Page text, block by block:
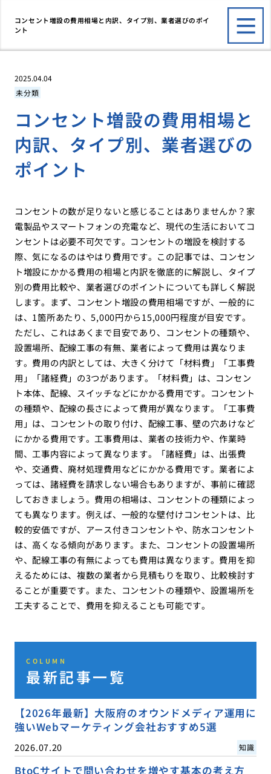
コンセント増設の費用相場と内訳、タイプ別、業者選びのポイ
ント
2025.04.04
未分類
コンセント増設の費用相場と
内訳、タイプ別、業者選びの
ポイント
コンセントの数が足りないと感じることはありませんか？家
電製品やスマートフォンの充電など、現代の生活においてコ
ンセントは必要不可欠です。コンセントの増設を検討する
際、気になるのはやはり費用です。この記事では、コンセン
ト増設にかかる費用の相場と内訳を徹底的に解説し、タイプ
別の費用比較や、業者選びのポイントについても詳しく解説
します。まず、コンセント増設の費用相場ですが、一般的に
は、1箇所あたり、5,000円から15,000円程度が目安です。
ただし、これはあくまで目安であり、コンセントの種類や、
設置場所、配線工事の有無、業者によって費用は異なりま
す。費用の内訳としては、大きく分けて「材料費」「工事費
用」「諸経費」の3つがあります。「材料費」は、コンセン
ト本体、配線、スイッチなどにかかる費用です。コンセント
の種類や、配線の長さによって費用が異なります。「工事費
用」は、コンセントの取り付け、配線工事、壁の穴あけなど
にかかる費用です。工事費用は、業者の技術力や、作業時
間、工事内容によって異なります。「諸経費」は、出張費
や、交通費、廃材処理費用などにかかる費用です。業者によ
っては、諸経費を請求しない場合もありますが、事前に確認
しておきましょう。費用の相場は、コンセントの種類によっ
ても異なります。例えば、一般的な壁付けコンセントは、比
較的安価ですが、アース付きコンセントや、防水コンセント
は、高くなる傾向があります。また、コンセントの設置場所
や、配線工事の有無によっても費用は異なります。費用を抑
えるためには、複数の業者から見積もりを取り、比較検討す
ることが重要です。また、コンセントの種類や、設置場所を
工夫することで、費用を抑えることも可能です。
COLUMN
最新記事一覧
【2026年最新】大阪府のオウンドメディア運用に
強いWebマーケティング会社おすすめ5選
2026.07.20 知識
BtoCサイトで問い合わせを増やす基本の考え方